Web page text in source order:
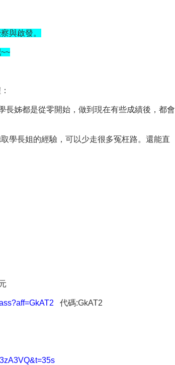
與啟發。
~~
長姊都是從零開始，做到現在有些成績後，都會
學長姐的經驗，可以少走很多冤枉路。還能直
代碼:GkAT2